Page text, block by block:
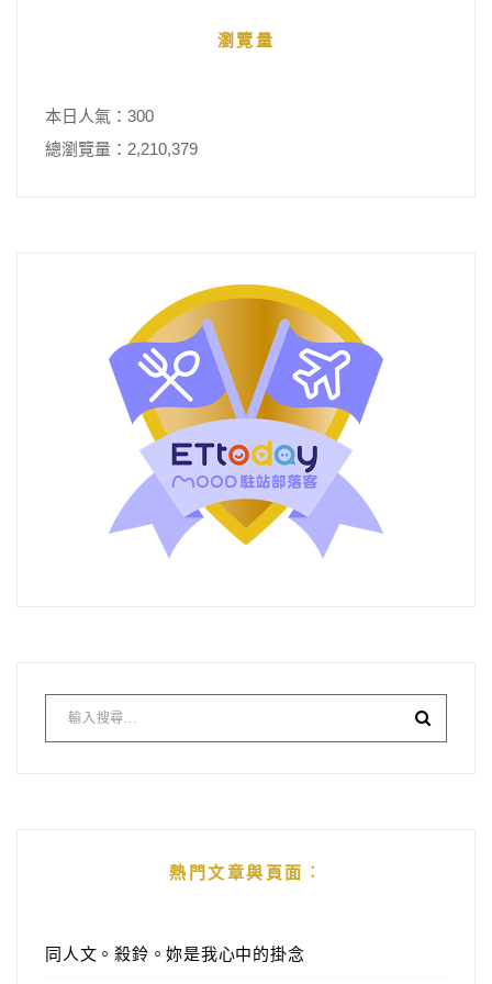
瀏覽量
本日人氣：300
總瀏覽量：2,210,379
熱門文章與頁面︰
同人文。殺鈴。妳是我心中的掛念